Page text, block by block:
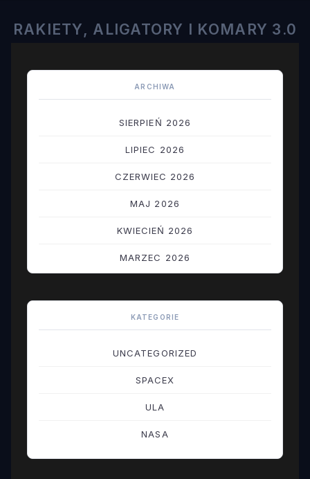
RAKIETY, ALIGATORY I KOMARY 3.0
ARCHIWA
SIERPIEŃ 2026
LIPIEC 2026
CZERWIEC 2026
MAJ 2026
KWIECIEŃ 2026
MARZEC 2026
STYCZEŃ 2026
KATEGORIE
UNCATEGORIZED
SPACEX
ULA
NASA